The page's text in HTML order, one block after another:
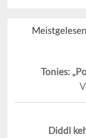
Meistgelesen
Tonies:
Diddl